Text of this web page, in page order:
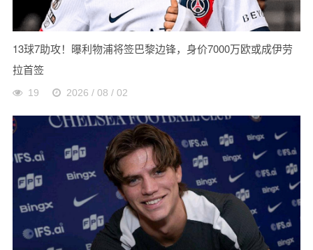
13球7助攻！曝利物浦将签巴黎边锋，身价7000万欧或成伊劳
拉首签
19 2026 / 08 / 02